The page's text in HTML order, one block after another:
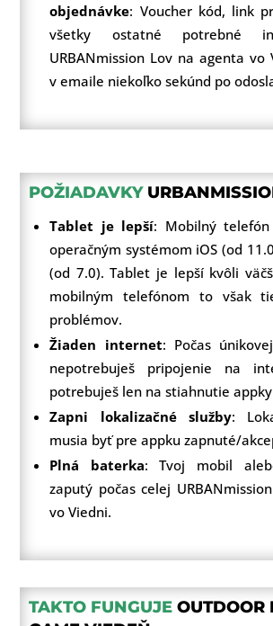
objednávke: Voucher kód, link
všetky ostatné potrebné
URBANmission Lov na agenta vo
v emaile niekoľko sekúnd po
POŽIADAVKY
Tablet je lepší: Mobilný
operačným systémom iOS (od
(od 7.0). Tablet je lepší kvôli
mobilným telefónom to však
problémov.
Žiaden internet: Počas
nepotrebuješ pripojenie na
potrebuješ len na stiahnutie
Zapni lokalizačné služby:
musia byť pre appku zapnuté/
Plná baterka: Tvoj mobil
zaputý počas celej
vo Viedni.
TAKTO FUNGUJE OUTDOOR